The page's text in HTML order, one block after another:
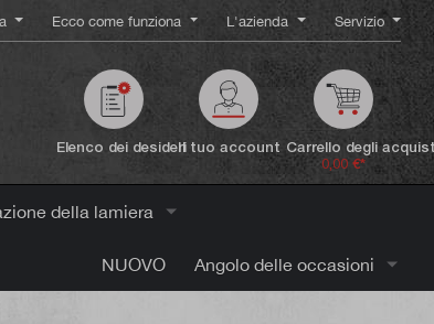
Ecco come funziona L'azienda Servizio
Elenco dei desideriIl tuo account Carrello degli
0,00 €*
della lamiera
NUOVO Angolo delle occasioni